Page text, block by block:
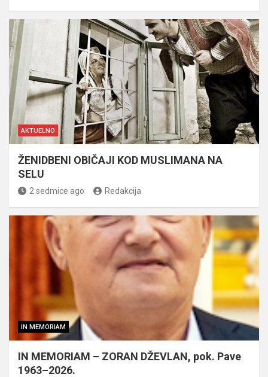
AKTUELNO
ŽENIDBENI OBIČAJI KOD MUSLIMANA NA
SELU
2 sedmice ago Redakcija
IN MEMORIAM
IN MEMORIAM – ZORAN DŽEVLAN, pok. Pave
1963–2026.